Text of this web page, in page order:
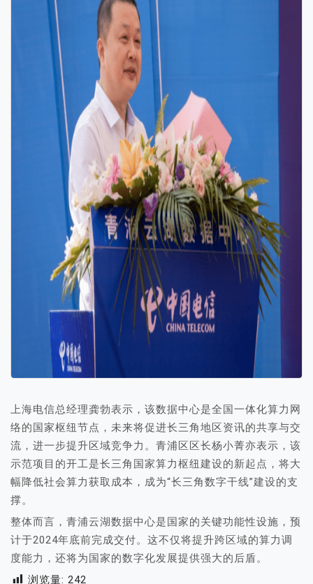
上海电信总经理龚勃表示，该数据中心是全国一体化算力网
络的国家枢纽节点，未来将促进长三角地区资讯的共享与交
流，进一步提升区域竞争力。青浦区区长杨小菁亦表示，该
示范项目的开工是长三角国家算力枢纽建设的新起点，将大
幅降低社会算力获取成本，成为“长三角数字干线”建设的支
撑。
整体而言，青浦云湖数据中心是国家的关键功能性设施，预
计于2024年底前完成交付。这不仅将提升跨区域的算力调
度能力，还将为国家的数字化发展提供强大的后盾。
浏览量: 242